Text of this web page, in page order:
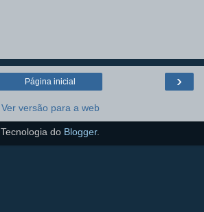
›
Página inicial
Ver versão para a web
Tecnologia do Blogger.